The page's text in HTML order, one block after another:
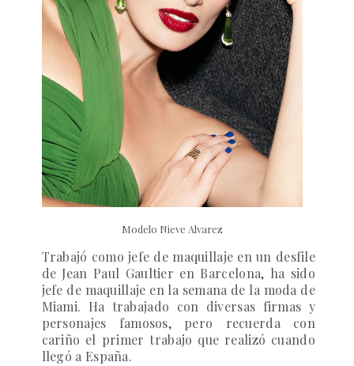
Modelo Nieve Alvarez
Trabajó como jefe de maquillaje en un desfile
de Jean Paul Gaultier en Barcelona, ha sido
jefe de maquillaje en la semana de la moda de
Miami. Ha trabajado con diversas firmas y
personajes famosos, pero recuerda con
cariño el primer trabajo que realizó cuando
llegó a España.